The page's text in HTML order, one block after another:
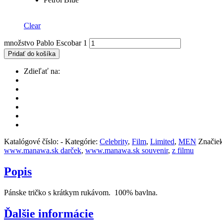
Clear
množstvo Pablo Escobar 1
Pridať do košíka
Zdieľať na:
Katalógové číslo: - Kategórie: Celebrity, Film, Limited, MEN
www.manawa.sk darček, www.manawa.sk souvenir, z filmu
Popis
Pánske tričko s krátkym rukávom. 100% bavlna.
Ďalšie informácie